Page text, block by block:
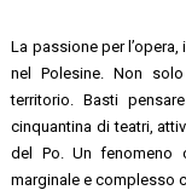
La passione per
nel Polesine. Non
territorio. Basti
cinquantina di teatri,
del Po. Un fenomeno
marginale e complesso